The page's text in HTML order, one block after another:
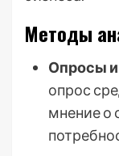
Методы
Опросы и
опрос
мнение о